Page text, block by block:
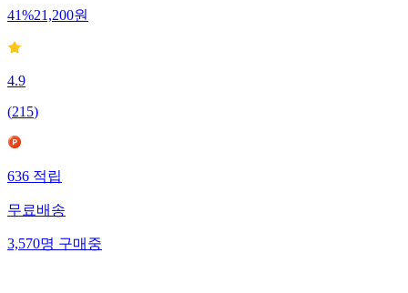
41%21,200원
4.9
(215)
636 적립
무료배송
3,570명 구매중